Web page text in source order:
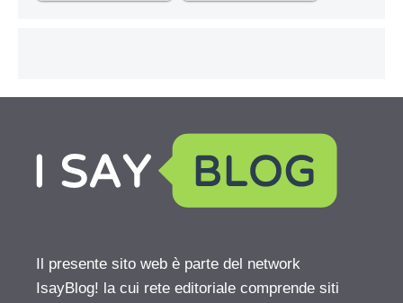
Il presente sito web è parte del network
IsayBlog! la cui rete editoriale comprende siti